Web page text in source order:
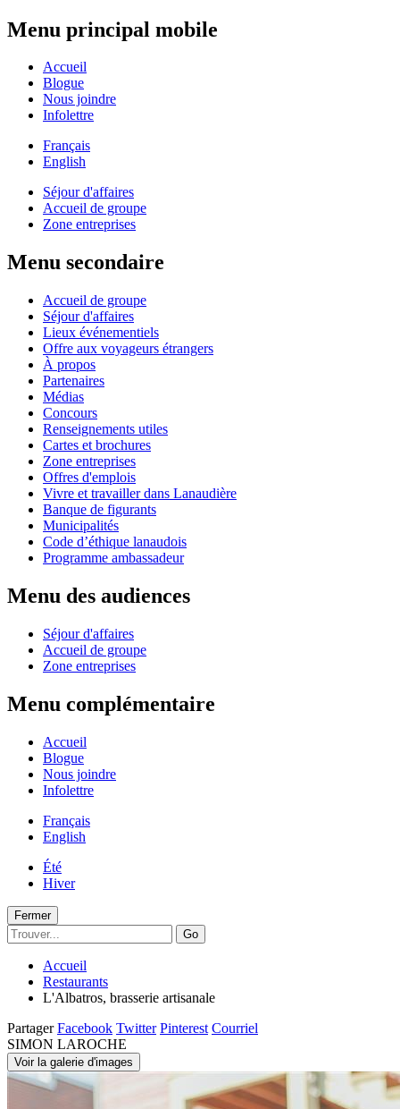
Menu principal mobile
Accueil
Blogue
Nous joindre
Infolettre
Français
English
Séjour d'affaires
Accueil de groupe
Zone entreprises
Menu secondaire
Accueil de groupe
Séjour d'affaires
Lieux événementiels
Offre aux voyageurs étrangers
À propos
Partenaires
Médias
Concours
Renseignements utiles
Cartes et brochures
Zone entreprises
Offres d'emplois
Vivre et travailler dans Lanaudière
Banque de figurants
Municipalités
Code d’éthique lanaudois
Programme ambassadeur
Menu des audiences
Séjour d'affaires
Accueil de groupe
Zone entreprises
Menu complémentaire
Accueil
Blogue
Nous joindre
Infolettre
Français
English
Été
Hiver
Fermer
Go
Accueil
Restaurants
L'Albatros, brasserie artisanale
Partager Facebook Twitter Pinterest Courriel
SIMON LAROCHE
Voir la galerie d'images